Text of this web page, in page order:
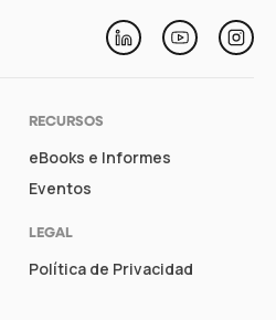
LinkedinYoutube
RECURSOS
eBooks e Informes
Eventos
LEGAL
Política de Privacidad